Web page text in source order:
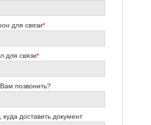
для связи*
для связи*
позвонить?
куда доставить документ